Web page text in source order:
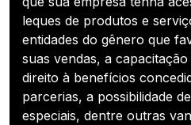
leques de produtos e
entidades do gênero que
suas vendas, a
direito à benefícios
parcerias, a possibilidade
especiais, dentre outras